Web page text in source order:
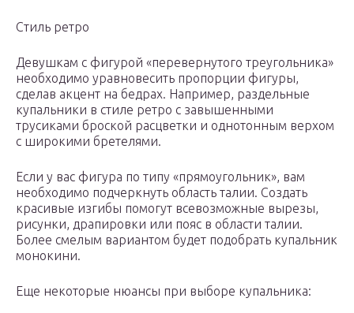
Стиль ретро
Девушкам с фигурой «перевернутого треугольника»
необходимо уравновесить пропорции фигуры,
сделав акцент на бедрах. Например, раздельные
купальники в стиле ретро с завышенными
трусиками броской расцветки и однотонным верхом
с широкими бретелями.
Если у вас фигура по типу «прямоугольник», вам
необходимо подчеркнуть область талии. Создать
красивые изгибы помогут всевозможные вырезы,
рисунки, драпировки или пояс в области талии.
Более смелым вариантом будет подобрать купальник
монокини.
Еще некоторые нюансы при выборе купальника: